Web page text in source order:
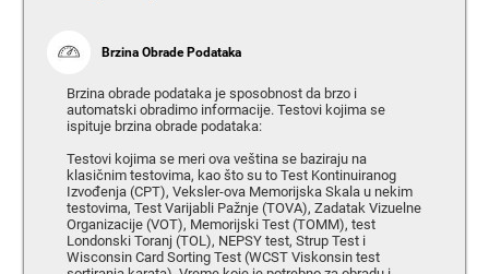
Brzina Obrade Podataka
Brzina obrade podataka je sposobnost da brzo i
automatski obradimo informacije. Testovi kojima se
ispituje brzina obrade podataka:
Testovi kojima se meri ova veština se baziraju na
klasičnim testovima, kao što su to Test Kontinuiranog
Izvođenja (CPT), Veksler-ova Memorijska Skala u nekim
testovima, Test Varijabli Pažnje (TOVA), Zadatak Vizuelne
Organizacije (VOT), Memorijski Test (TOMM), test
Londonski Toranj (TOL), NEPSY test, Strup Test i
Wisconsin Card Sorting Test (WCST Viskonsin test